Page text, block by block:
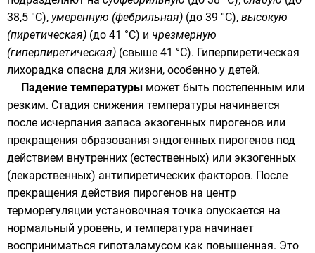
38,5 °C), умеренную (фебрильная) (до 39 °C), высокую
(пиретическая) (до 41 °C) и чрезмерную
(гиперпиретическая) (свыше 41 °C). Гиперпиретическая
лихорадка опасна для жизни, особенно у детей.
Падение температуры может быть постепенным или
резким. Стадия снижения температуры начинается
после исчерпания запаса экзогенных пирогенов или
прекращения образования эндогенных пирогенов под
действием внутренних (естественных) или экзогенных
(лекарственных) антипиретических факторов. После
прекращения действия пирогенов на центр
терморегуляции установочная точка опускается на
нормальный уровень, и температура начинает
восприниматься гипоталамусом как повышенная. Это